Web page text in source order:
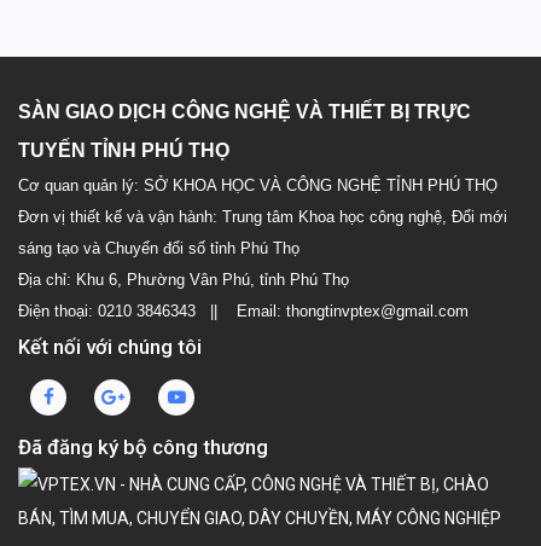
SÀN GIAO DỊCH CÔNG NGHỆ VÀ THIẾT BỊ TRỰC
TUYẾN TỈNH PHÚ THỌ
Cơ quan quản lý: SỞ KHOA HỌC VÀ CÔNG NGHỆ TỈNH PHÚ THỌ
Đơn vị thiết kế và vận hành: Trung tâm Khoa học công nghệ, Đổi mới
sáng tạo và Chuyển đổi số tỉnh Phú Thọ
Địa chỉ: Khu 6, Phường Vân Phú, tỉnh Phú Thọ
Điện thoại: 0210 3846343 || Email: thongtinvptex@gmail.com
Kết nối với chúng tôi
Đã đăng ký bộ công thương